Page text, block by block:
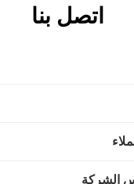
اتصل بنا
الشركة